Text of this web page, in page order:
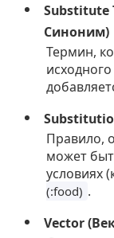
Синоним)
Термин,
Правило,
может
условиях
(:food) .
Vector